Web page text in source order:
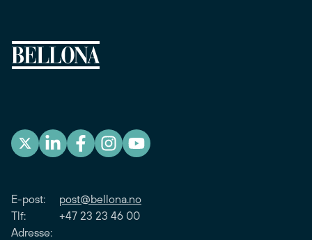
E-post: post@bellona.no
Tlf: +47 23 23 46 00
Adresse: